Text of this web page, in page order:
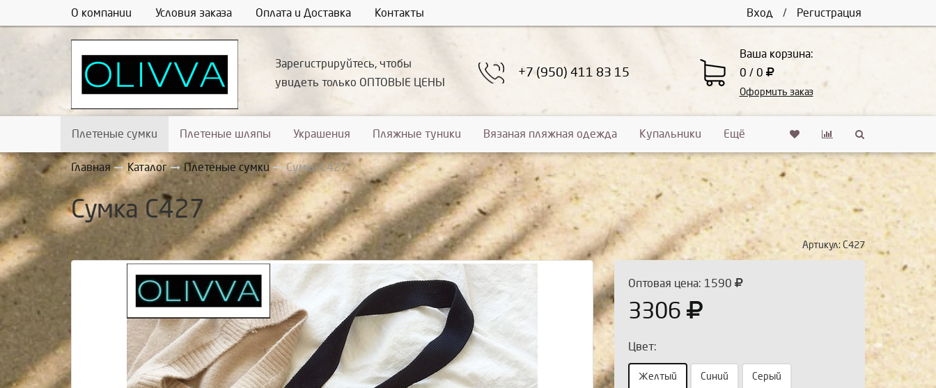
О компании Условия заказа Оплата и Доставка Контакты Вход / Регистрация
Зарегистрируйтесь, чтобы
увидеть только ОПТОВЫЕ ЦЕНЫ
+7 (950) 411 83 15
Ваша корзина:
0 / 0
Оформить заказ
Плетеные сумки Плетеные шляпы Украшения Пляжные туники Вязаная пляжная одежда Купальники Ещё
Главная Каталог Плетеные сумки Сумка С427
Сумка С427
Артикул: С427
Оптовая цена: 1590
3306
Цвет:
Желтый Синий Серый